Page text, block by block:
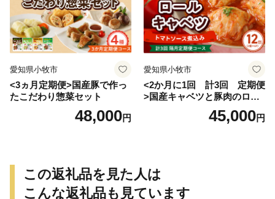
愛知県小牧市
<3ヵ月定期便>国産豚で作っ
たこだわり惣菜セット
48,000円
愛知県小牧市
<2か月に1回 計3回 定期便
>国産キャベツと豚肉のロー
ルキャベツ（6P入り）
45,000円
この返礼品を見た人は
こんな返礼品も見ています